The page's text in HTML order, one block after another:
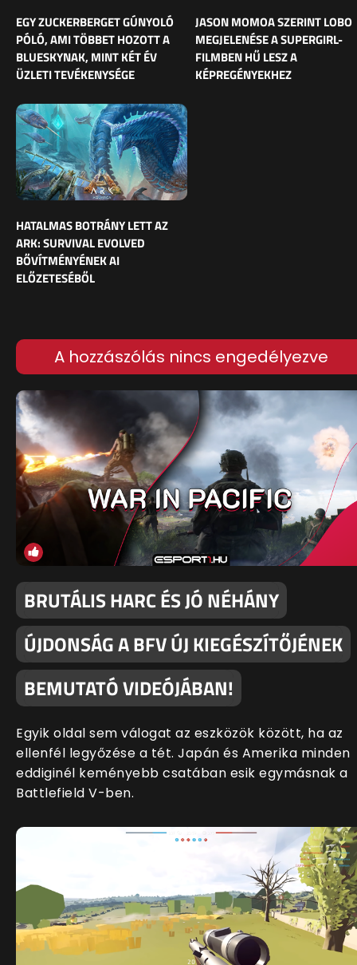
EGY ZUCKERBERGET GÚNYOLÓ
PÓLÓ, AMI TÖBBET HOZOTT A
BLUESKYNAK, MINT KÉT ÉV
ÜZLETI TEVÉKENYSÉGE
JASON MOMOA SZERINT LOBO
MEGJELENÉSE A SUPERGIRL-
FILMBEN HŰ LESZ A
KÉPREGÉNYEKHEZ
HATALMAS BOTRÁNY LETT AZ
ARK: SURVIVAL EVOLVED
BŐVÍTMÉNYÉNEK AI
ELŐZETESÉBŐL
A hozzászólás nincs engedélyezve
BRUTÁLIS HARC ÉS JÓ NÉHÁNY
ÚJDONSÁG A BFV ÚJ KIEGÉSZÍTŐJÉNEK
BEMUTATÓ VIDEÓJÁBAN!
Egyik oldal sem válogat az eszközök között, ha az
ellenfél legyőzése a tét. Japán és Amerika minden
eddiginél keményebb csatában esik egymásnak a
Battlefield V-ben.